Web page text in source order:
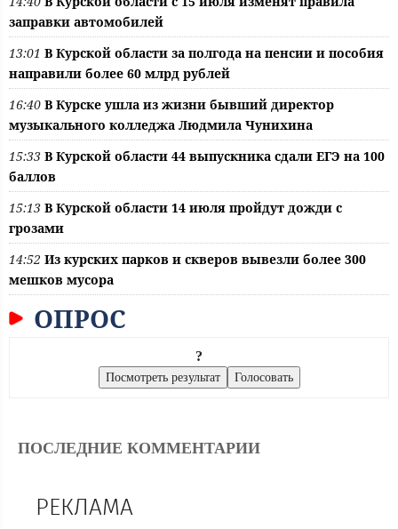
заправки автомобилей
13:01 В Курской области за полгода на пенсии и пособия
направили более 60 млрд рублей
16:40 В Курске ушла из жизни бывший директор
музыкального колледжа Людмила Чунихина
15:33 В Курской области 44 выпускника сдали ЕГЭ на 100
баллов
15:13 В Курской области 14 июля пройдут дожди с
грозами
14:52 Из курских парков и скверов вывезли более 300
мешков мусора
ОПРОС
?
ПОСЛЕДНИЕ КОММЕНТАРИИ
РЕКЛАМА